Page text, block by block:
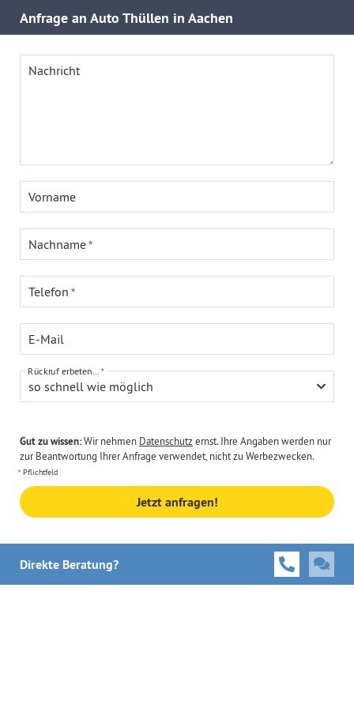
Anfrage an Auto Thüllen in Aachen
Nachricht
Vorname
Nachname
Telefon
E-Mail
so schnell wie möglich
Rückruf erbeten...
Gut zu wissen:Wir nehmen Datenschutzernst. Ihre Angaben werden nur
zur Beantwortung Ihrer Anfrage verwendet, nicht zu Werbezwecken.
Pflichtfeld
Jetzt anfragen!
Direkte Beratung?